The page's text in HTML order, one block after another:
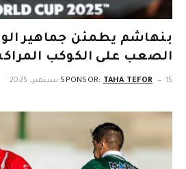
بنهاشم يطمئن جماهير
الصعب على الكوكب
SPONSOR:TAHA TEFOR 15 سبتمبر، 2025